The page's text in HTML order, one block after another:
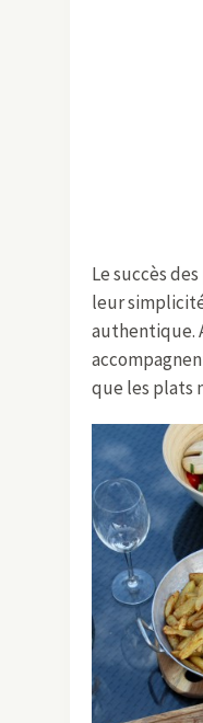
Le succès
leur
authentique.
que les plats